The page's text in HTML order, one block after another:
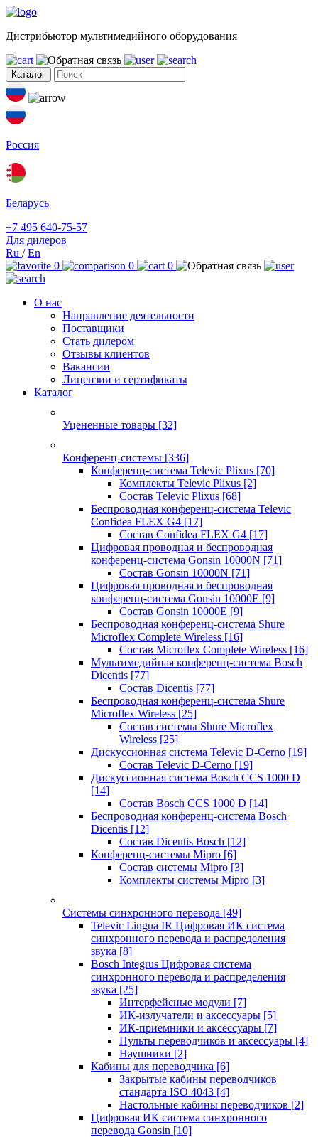
Дистрибьютор мультимедийного оборудования
Каталог
Россия
Беларусь
+7 495 640-75-57
Для дилеров
Ru /En
0
0 0
О нас
Направление деятельности
Поставщики
Стать дилером
Отзывы клиентов
Вакансии
Лицензии и сертификаты
Каталог
Уцененные товары [32]
Конференц-системы [336]
Конференц-система Televic Plixus [70]
Комплекты Televic Plixus [2]
Состав Televic Plixus [68]
Беспроводная конференц-система Televic
Confidea FLEX G4 [17]
Состав Confidea FLEX G4 [17]
Цифровая проводная и беспроводная
конференц-система Gonsin 10000N [71]
Состав Gonsin 10000N [71]
Цифровая проводная и беспроводная
конференц-система Gonsin 10000E [9]
Состав Gonsin 10000E [9]
Беспроводная конференц-система Shure
Microflex Complete Wireless [16]
Состав Microflex Complete Wireless [16]
Мультимедийная конференц-система Bosch
Dicentis [77]
Состав Dicentis [77]
Беспроводная конференц-система Shure
Microflex Wireless [25]
Состав системы Shure Microflex
Wireless [25]
Дискуссионная система Televic D-Cerno [19]
Состав Televic D-Cerno [19]
Дискуссионная система Bosch CCS 1000 D
[14]
Состав Bosch CCS 1000 D [14]
Беспроводная конференц-система Bosch
Dicentis [12]
Состав Dicentis Bosch [12]
Конференц-системы Mipro [6]
Состав системы Mipro [3]
Комплекты системы Mipro [3]
Системы синхронного перевода [49]
Televic Lingua IR Цифровая ИК система
синхронного перевода и распределения
звука [8]
Bosch Integrus Цифровая система
синхронного перевода и распределения
звука [25]
Интерфейсные модули [7]
ИК-излучатели и аксессуары [5]
ИК-приемники и аксессуары [7]
Пульты переводчиков и аксессуары [4]
Наушники [2]
Кабины для переводчика [6]
Закрытые кабины переводчиков
стандарта ISO 4043 [4]
Настольные кабины переводчиков [2]
Цифровая ИК система синхронного
перевода Gonsin [10]